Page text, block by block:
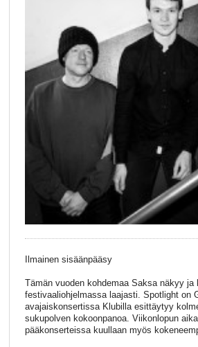
Ilmainen sisäänpääsy
Tämän vuoden kohdemaa Saksa näkyy ja
festivaaliohjelmassa laajasti. Spotlight on
avajaiskonsertissa Klubilla esittäytyy
sukupolven kokoonpanoa. Viikonlopun
pääkonserteissa kuullaan myös